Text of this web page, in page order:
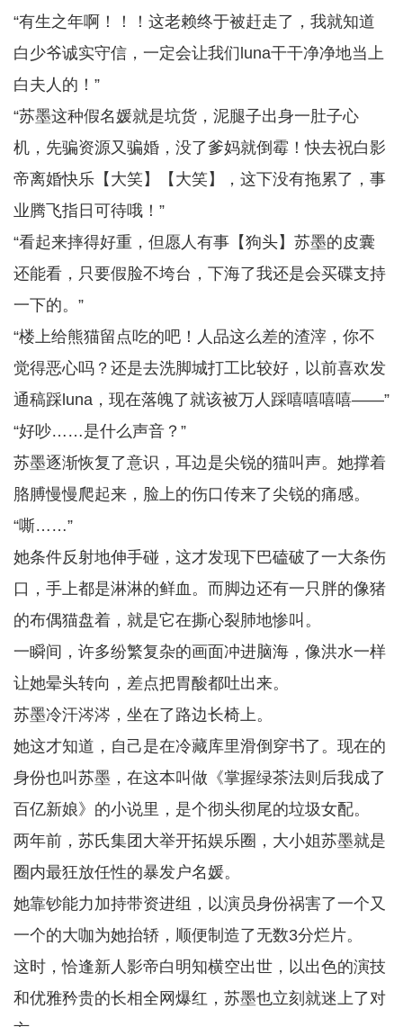
“有生之年啊！！！这老赖终于被赶走了，我就知道
白少爷诚实守信，一定会让我们luna干干净净地当上
白夫人的！”
“苏墨这种假名媛就是坑货，泥腿子出身一肚子心
机，先骗资源又骗婚，没了爹妈就倒霉！快去祝白影
帝离婚快乐【大笑】【大笑】，这下没有拖累了，事
业腾飞指日可待哦！”
“看起来摔得好重，但愿人有事【狗头】苏墨的皮囊
还能看，只要假脸不垮台，下海了我还是会买碟支持
一下的。”
“楼上给熊猫留点吃的吧！人品这么差的渣滓，你不
觉得恶心吗？还是去洗脚城打工比较好，以前喜欢发
通稿踩luna，现在落魄了就该被万人踩嘻嘻嘻嘻——”
“好吵……是什么声音？”
苏墨逐渐恢复了意识，耳边是尖锐的猫叫声。她撑着
胳膊慢慢爬起来，脸上的伤口传来了尖锐的痛感。
“嘶……”
她条件反射地伸手碰，这才发现下巴磕破了一大条伤
口，手上都是淋淋的鲜血。而脚边还有一只胖的像猪
的布偶猫盘着，就是它在撕心裂肺地惨叫。
一瞬间，许多纷繁复杂的画面冲进脑海，像洪水一样
让她晕头转向，差点把胃酸都吐出来。
苏墨冷汗涔涔，坐在了路边长椅上。
她这才知道，自己是在冷藏库里滑倒穿书了。现在的
身份也叫苏墨，在这本叫做《掌握绿茶法则后我成了
百亿新娘》的小说里，是个彻头彻尾的垃圾女配。
两年前，苏氏集团大举开拓娱乐圈，大小姐苏墨就是
圈内最狂放任性的暴发户名媛。
她靠钞能力加持带资进组，以演员身份祸害了一个又
一个的大咖为她抬轿，顺便制造了无数3分烂片。
这时，恰逢新人影帝白明知横空出世，以出色的演技
和优雅矜贵的长相全网爆红，苏墨也立刻就迷上了对